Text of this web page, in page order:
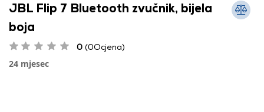
JBL Flip 7 Bluetooth zvučnik, bijela
boja
0 (0Ocjena)
24 mjesec